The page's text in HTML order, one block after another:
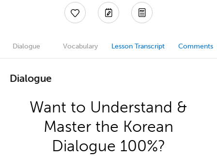
Dialogue Vocabulary Lesson Transcript Comments
Dialogue
Want to Understand &
Master the Korean
Dialogue 100%?